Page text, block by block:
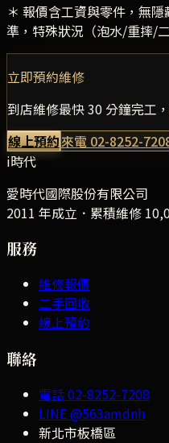
＊ 報價含工資與零件，無
準，特殊狀況（泡水/重摔/
立即預約維修
到店維修最快 30 分鐘完工
線上預約來電 02-8252-
i時代
愛時代國際股份有限公司
2011 年成立．累積維修
服務
維修報價
二手回收
線上預約
聯絡
電話02-8252-7208
LINE@563amdnh
新北市板橋區